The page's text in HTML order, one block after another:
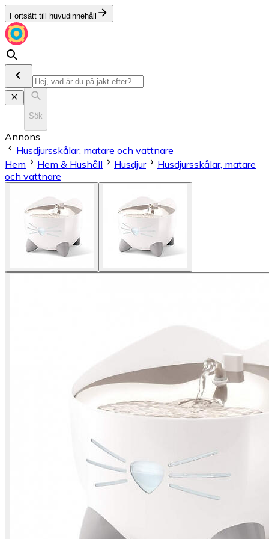
Fortsätt till huvudinnehåll
Sök
Annons
Husdjursskålar, matare och vattnare
Hem
Hem & Hushåll Husdjur
Husdjursskålar, matare
och vattnare